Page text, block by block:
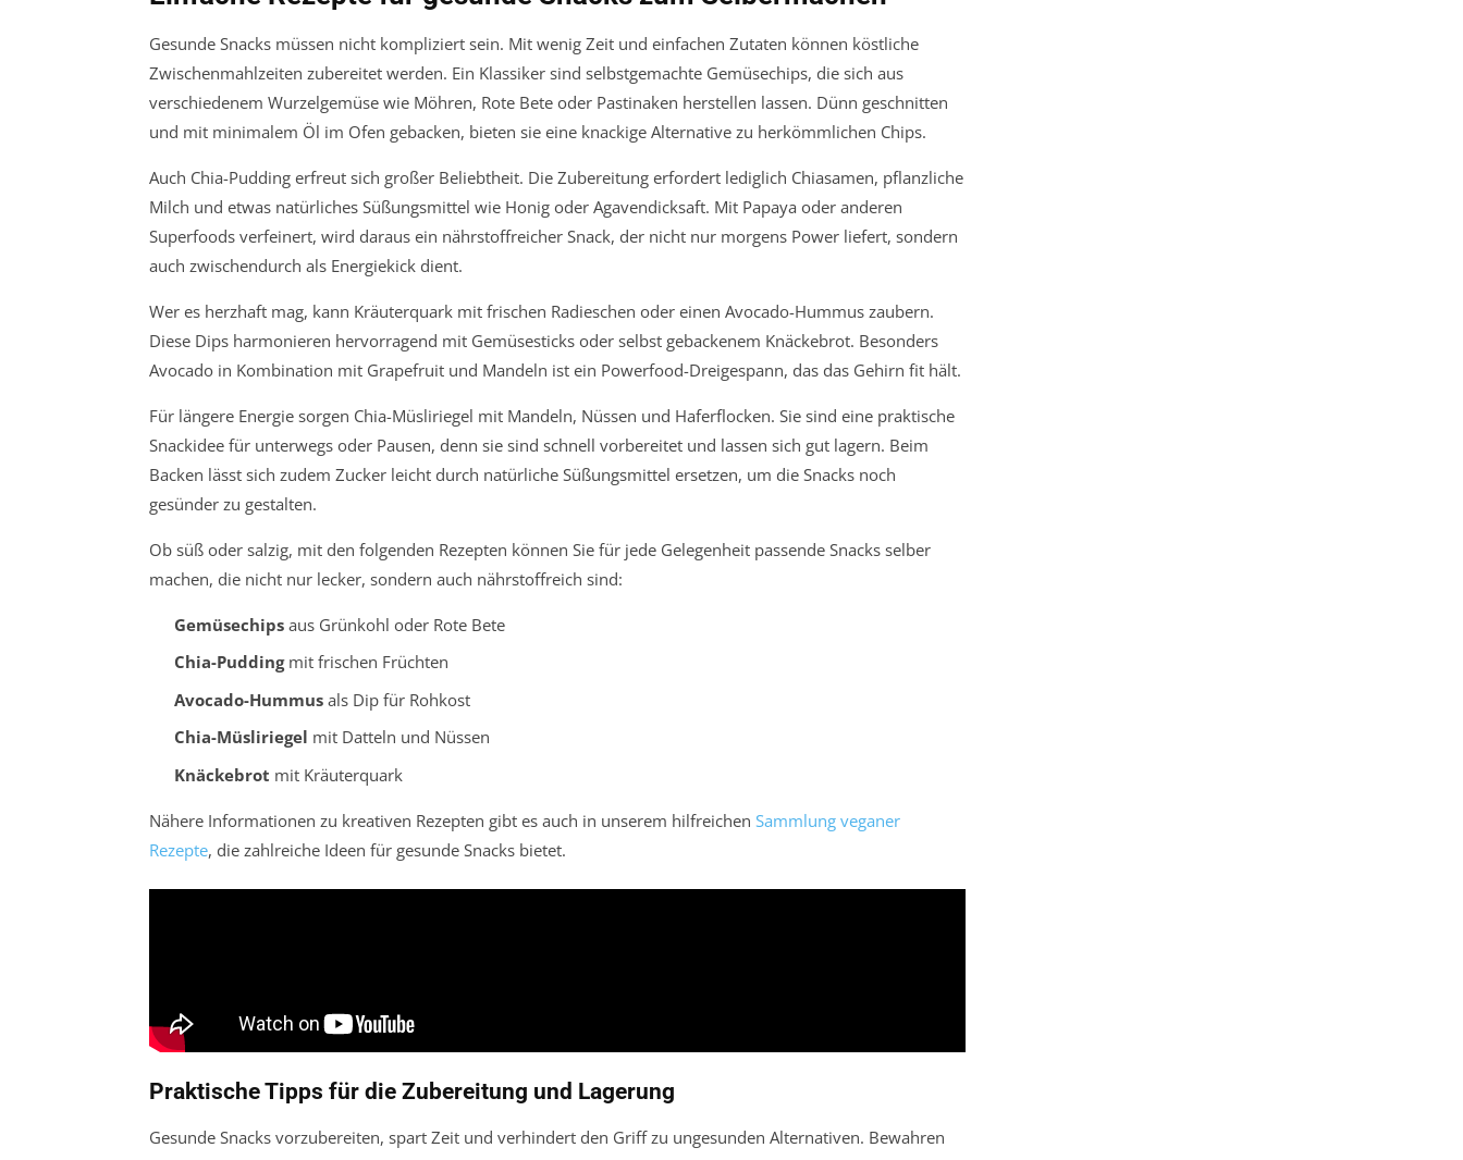
Gesunde Snacks müssen nicht kompliziert sein. Mit wenig Zeit und einfachen Zutaten können köstliche
Zwischenmahlzeiten zubereitet werden. Ein Klassiker sind selbstgemachte Gemüsechips, die sich aus
verschiedenem Wurzelgemüse wie Möhren, Rote Bete oder Pastinaken herstellen lassen. Dünn geschnitten
und mit minimalem Öl im Ofen gebacken, bieten sie eine knackige Alternative zu herkömmlichen Chips.
Auch Chia-Pudding erfreut sich großer Beliebtheit. Die Zubereitung erfordert lediglich Chiasamen, pflanzliche
Milch und etwas natürliches Süßungsmittel wie Honig oder Agavendicksaft. Mit Papaya oder anderen
Superfoods verfeinert, wird daraus ein nährstoffreicher Snack, der nicht nur morgens Power liefert, sondern
auch zwischendurch als Energiekick dient.
Wer es herzhaft mag, kann Kräuterquark mit frischen Radieschen oder einen Avocado-Hummus zaubern.
Diese Dips harmonieren hervorragend mit Gemüsesticks oder selbst gebackenem Knäckebrot. Besonders
Avocado in Kombination mit Grapefruit und Mandeln ist ein Powerfood-Dreigespann, das das Gehirn fit hält.
Für längere Energie sorgen Chia-Müsliriegel mit Mandeln, Nüssen und Haferflocken. Sie sind eine praktische
Snackidee für unterwegs oder Pausen, denn sie sind schnell vorbereitet und lassen sich gut lagern. Beim
Backen lässt sich zudem Zucker leicht durch natürliche Süßungsmittel ersetzen, um die Snacks noch
gesünder zu gestalten.
Ob süß oder salzig, mit den folgenden Rezepten können Sie für jede Gelegenheit passende Snacks selber
machen, die nicht nur lecker, sondern auch nährstoffreich sind:
Gemüsechipsaus Grünkohl oder Rote Bete
Chia-Puddingmit frischen Früchten
Avocado-Hummusals Dip für Rohkost
Chia-Müsliriegel mit Datteln und Nüssen
Knäckebrot mit Kräuterquark
Nähere Informationen zu kreativen Rezepten gibt es auch in unserem hilfreichen Sammlung veganer
Rezepte, die zahlreiche Ideen für gesunde Snacks bietet.
Praktische Tipps für die Zubereitung und Lagerung
Gesunde Snacks vorzubereiten, spart Zeit und verhindert den Griff zu ungesunden Alternativen. Bewahren